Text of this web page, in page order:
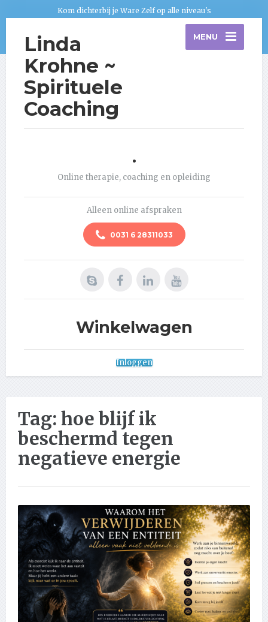
Kom dichterbij je Ware Zelf op alle niveau's
Linda
Krohne ~
Spirituele
Coaching
MENU
.
Online therapie, coaching en opleiding
Alleen online afspraken
0031 6 28311033
Winkelwagen
Inloggen
Tag: hoe blijf ik
beschermd tegen
negatieve energie